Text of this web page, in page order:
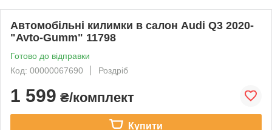
Автомобільні килимки в салон Audi Q3 2020-
"Avto-Gumm" 11798
Готово до відправки
Код: 00000067690
Роздріб
1 599 ₴/комплект
Купити